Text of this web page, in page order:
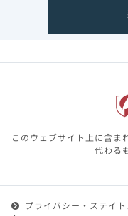
このウェブサイト上に含ま
代わる
プライバシー・ステイト